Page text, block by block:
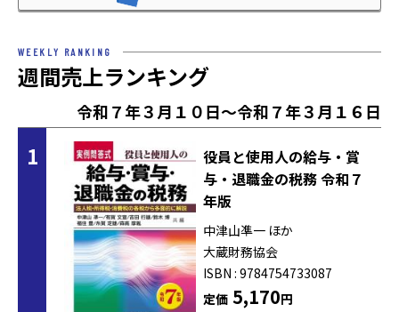
WEEKLY RANKING
週間売上ランキング
令和７年３月１０日～令和７年３月１６日
1
役員と使用人の給与・賞
与・退職金の税務 令和７
年版
中津山凖一 ほか
大蔵財務協会
ISBN : 9784754733087
定価5,170円